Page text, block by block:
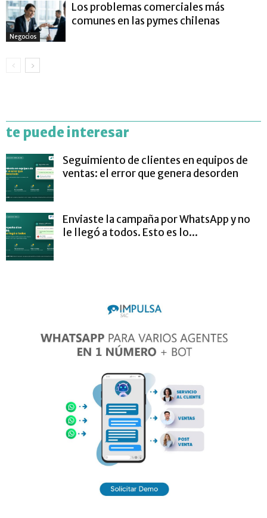
Negocios
Los problemas comerciales más
comunes en las pymes chilenas
te puede interesar
Seguimiento de clientes en equipos de
ventas: el error que genera desorden
Enviaste la campaña por WhatsApp y no
le llegó a todos. Esto es lo...